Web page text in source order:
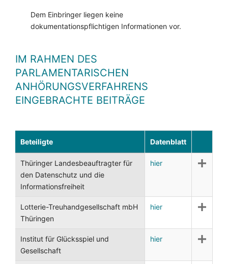
Dem Einbringer liegen keine
dokumentationspflichtigen Informationen vor.
IM RAHMEN DES
PARLAMENTARISCHEN
ANHÖRUNGSVERFAHRENS
EINGEBRACHTE BEITRÄGE
Beteiligte Datenblatt
Thüringer Landesbeauftragter für
den Datenschutz und die
Informationsfreiheit
hier
Lotterie-Treuhandgesellschaft mbH
Thüringen
hier
Institut für Glücksspiel und
Gesellschaft
hier